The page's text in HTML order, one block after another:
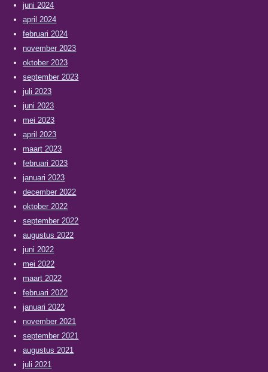
juni 2024
april 2024
februari 2024
november 2023
oktober 2023
september 2023
juli 2023
juni 2023
mei 2023
april 2023
maart 2023
februari 2023
januari 2023
december 2022
oktober 2022
september 2022
augustus 2022
juni 2022
mei 2022
maart 2022
februari 2022
januari 2022
november 2021
september 2021
augustus 2021
juli 2021